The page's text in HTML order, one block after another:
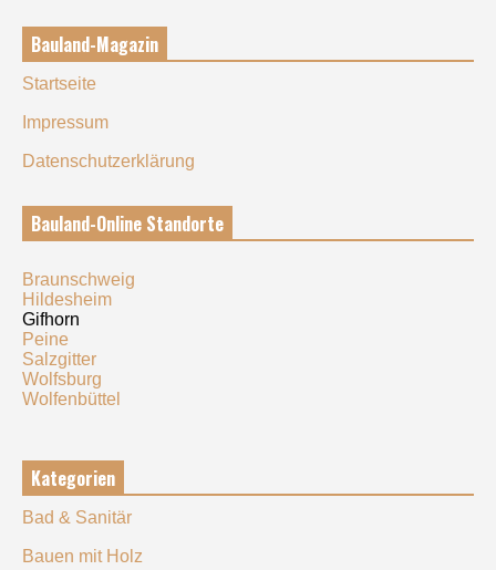
Bauland-Magazin
Startseite
Impressum
Datenschutzerklärung
Bauland-Online Standorte
Braunschweig
Hildesheim
Gifhorn
Peine
Salzgitter
Wolfsburg
Wolfenbüttel
Kategorien
Bad & Sanitär
Bauen mit Holz